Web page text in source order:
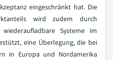
eingeschränkt hat. Die
wird zudem durch
Systeme im
eine Überlegung, die bei
in Europa und Nordamerika